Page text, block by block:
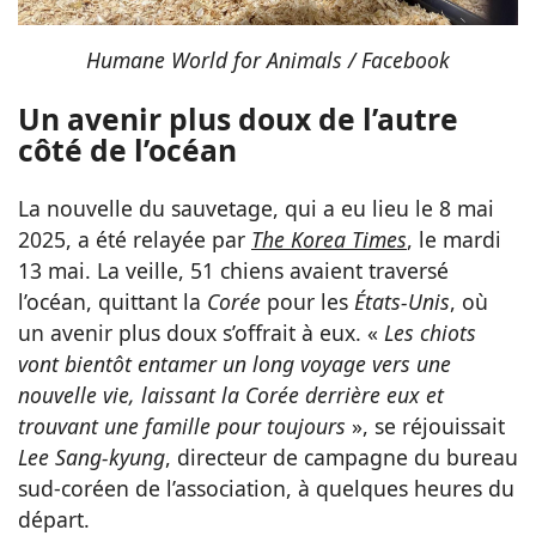
Humane World for Animals / Facebook
Un avenir plus doux de l’autre
côté de l’océan
La nouvelle du sauvetage, qui a eu lieu le 8 mai
2025, a été relayée par The Korea Times, le mardi
13 mai. La veille, 51 chiens avaient traversé
l’océan, quittant la Corée pour les États-Unis, où
un avenir plus doux s’offrait à eux. « Les chiots
vont bientôt entamer un long voyage vers une
nouvelle vie, laissant la Corée derrière eux et
trouvant une famille pour toujours », se réjouissait
Lee Sang-kyung, directeur de campagne du bureau
sud-coréen de l’association, à quelques heures du
départ.